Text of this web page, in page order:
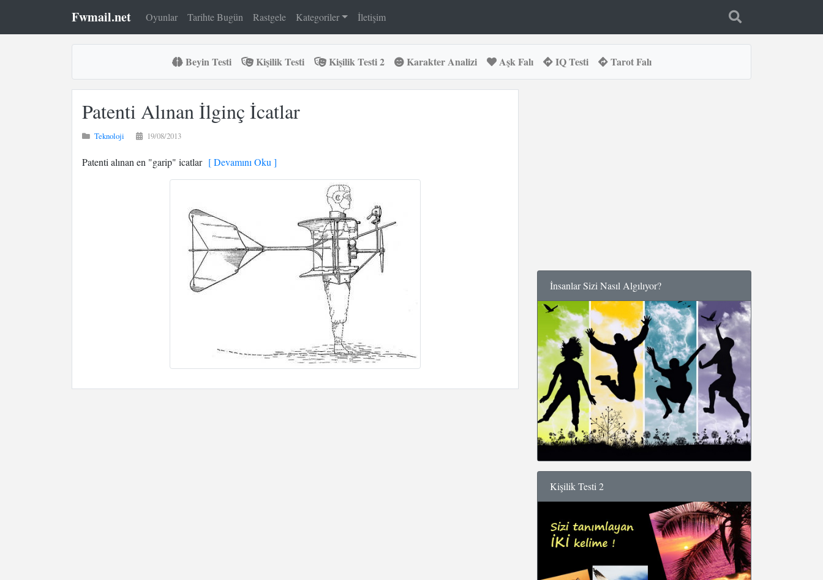
Fwmail.net Oyunlar Tarihte Bugün Rastgele Kategoriler İletişim
Beyin Testi Kişilik Testi Kişilik Testi 2 Karakter Analizi Aşk Falı IQ Testi Tarot Falı
Patenti Alınan İlginç İcatlar
Teknoloji 19/08/2013
Patenti alınan en "garip" icatlar[ Devamını Oku ]
İnsanlar Sizi Nasıl Algılıyor?
Kişilik Testi 2